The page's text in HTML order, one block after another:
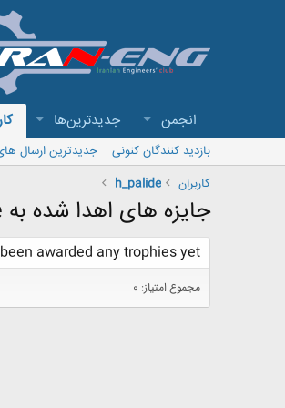
انجمن جدیدترین‌ها
بازدید کنندگان کنونی جدیدترین ارسال
کاربران
h_palide
جایزه های اهدا شده به h_palide
awarded any trophies yet.
مجموع امتیاز: 0